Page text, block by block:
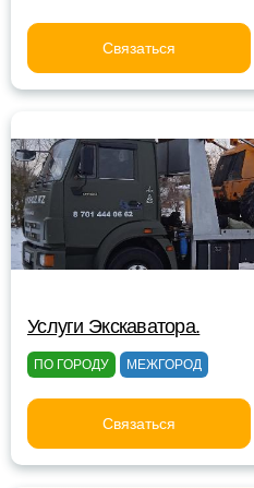
Связаться
Услуги Экскаватора.
ПО ГОРОДУ МЕЖГОРОД
Связаться